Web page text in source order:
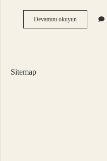
Devamını okuyunMsb
Neyin
Sitemap